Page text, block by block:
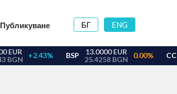
БГ ENG
Публикуване